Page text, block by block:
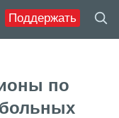
Поддержать
по
больных